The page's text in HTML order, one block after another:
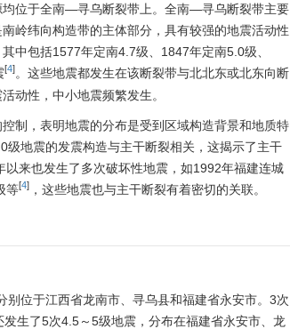
位于全南—寻乌断裂带上。全南—寻乌断裂带主要
岭纬向构造带的主体部分，具有较强的地震活动性
中包括1577年定南4.7级、1847年定南5.0级、
[4] 。这些地震都发生在该断裂带与北北东或北东向断
动性，中小地震频繁发生。
制，表明地震的分布是受到区域构造背景和地质特
地震的发震构造与主干断裂相关，这揭示了主干
来也发生了多次破坏性地震，如1992年福建连城
等[4] ，这些地震也与主干断裂有着密切的关联。
位于江西省龙南市、寻乌县和福建省永安市。3次
生了5次4.5～5级地震，分布在福建省永安市、龙